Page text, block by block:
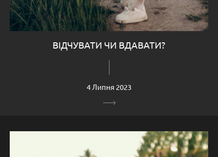
ВІДЧУВАТИ ЧИ ВДАВАТИ?
4 Липня 2023